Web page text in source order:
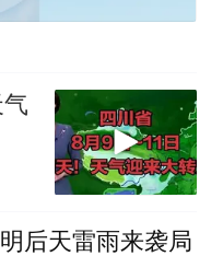
后天雷雨来袭局